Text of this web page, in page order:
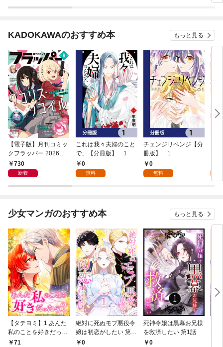
KADOKAWAのおすすめ本 もっと見る
【電子版】月刊コミッ
クフラッパー 2026年9
月号730
新着
これは我々夫婦のこと
で、【分冊版】 1
0
無料
チェンジリベンジ【分
冊版】 1
0
無料
チ
少女マンガのおすすめ本 もっと見る
【タテヨミ】1.あんた
私のことを好きだった
の？
71
絶対に死ぬモブ悪役令
嬢は初恋がしたい 第1
話0
死神令嬢は黒幕お兄様
を救済したい 第1話
0
な